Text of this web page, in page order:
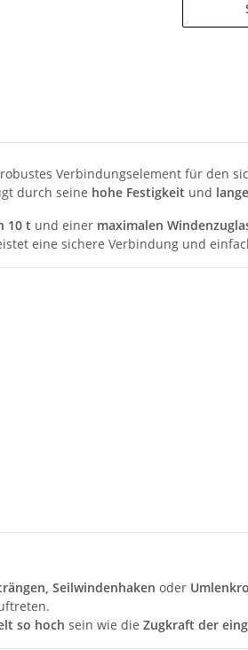
Verbindungselement für den
durch seine hohe Festigkeit und
10 t und einer maximalen
eine sichere Verbindung und
Seilwindenhaken oder
so hoch sein wie die Zugkraft der